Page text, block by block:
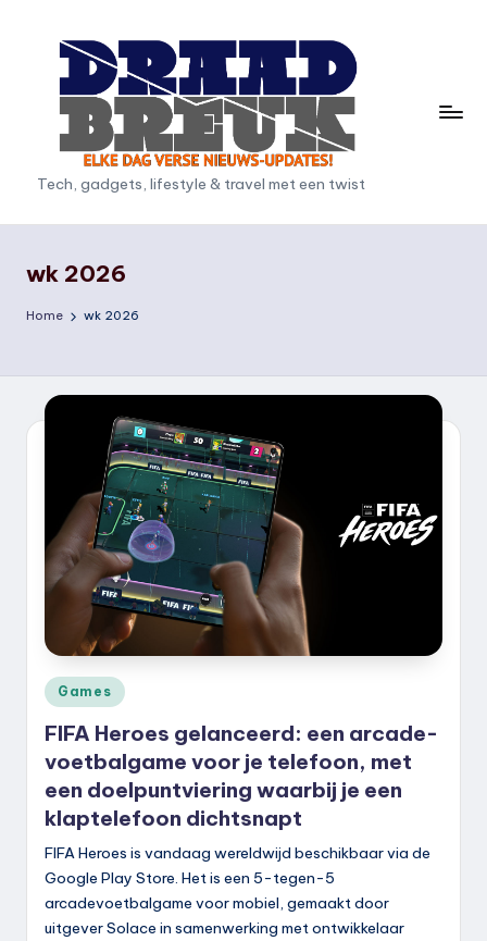
D
r
a
d
r
.
n
Tech, gadgets, lifestyle & travel met een twist
wk 2026
Home wk 2026
Geplaatst
in
Games
FIFA Heroes gelanceerd: een arcade-
voetbalgame voor je telefoon, met
een doelpuntviering waarbij je een
klaptelefoon dichtsnapt
FIFA Heroes is vandaag wereldwijd beschikbaar via de
Google Play Store. Het is een 5-tegen-5
arcadevoetbalgame voor mobiel, gemaakt door
uitgever Solace in samenwerking met ontwikkelaar